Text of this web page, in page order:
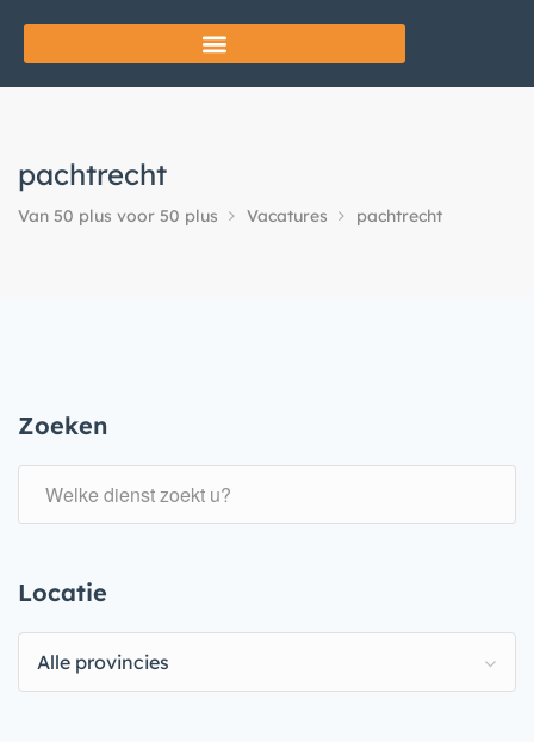
pachtrecht
Van 50 plus voor 50 plus Vacatures pachtrecht
Zoeken
Locatie
Alle provincies